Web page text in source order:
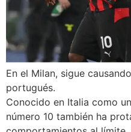
En el Milan, sigue
portugués.
Conocido en Italia como
número 10 también ha